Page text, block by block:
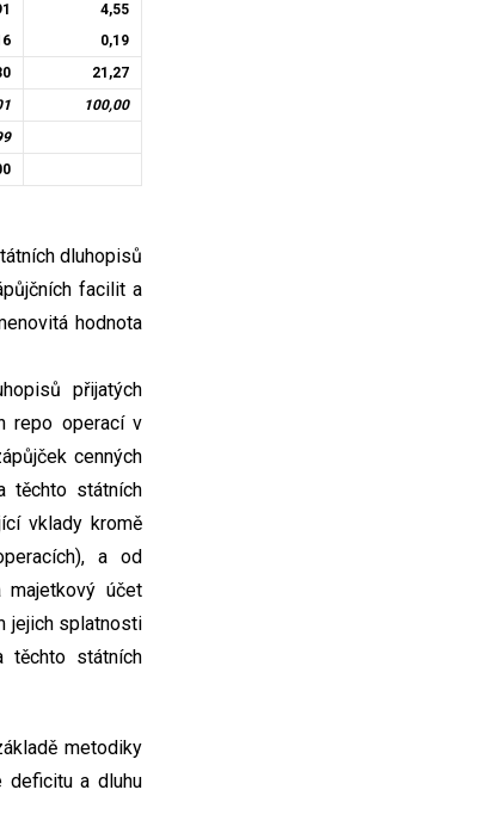
4,55
0,19
21,27
100,00
dluhopisů
facilit a
hodnota
přijatých
repo operací v
cenných
těchto státních
vklady kromě
a od
majetkový účet
jejich splatnosti
těchto státních
metodiky
deficitu a dluhu